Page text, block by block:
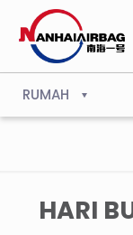
RUMAH
HARI